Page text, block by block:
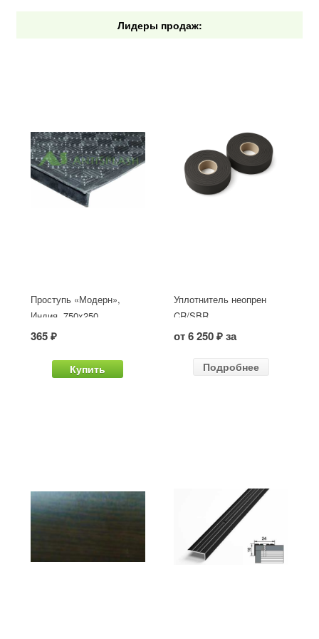
Лидеры продаж:
Проступь «Модерн»,
Индия, 750x250
365 ₽
Купить
Уплотнитель неопрен
CR/SBR
от 6 250 ₽ за
Подробнее